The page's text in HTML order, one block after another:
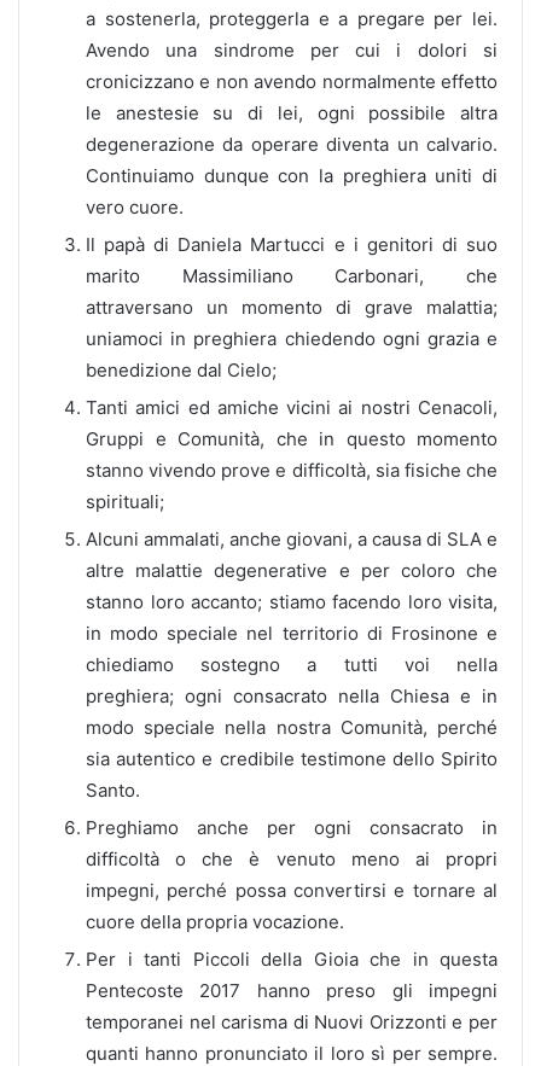
a sostenerla, proteggerla e a pregare per lei.
Avendo una sindrome per cui i dolori si
cronicizzano e non avendo normalmente effetto
le anestesie su di lei, ogni possibile altra
degenerazione da operare diventa un calvario.
Continuiamo dunque con la preghiera uniti di
vero cuore.
Il papà di Daniela Martucci e i genitori di suo
marito Massimiliano Carbonari, che
attraversano un momento di grave malattia;
uniamoci in preghiera chiedendo ogni grazia e
benedizione dal Cielo;
Tanti amici ed amiche vicini ai nostri Cenacoli,
Gruppi e Comunità, che in questo momento
stanno vivendo prove e difficoltà, sia fisiche che
spirituali;
Alcuni ammalati, anche giovani, a causa di SLA e
altre malattie degenerative e per coloro che
stanno loro accanto; stiamo facendo loro visita,
in modo speciale nel territorio di Frosinone e
chiediamo sostegno a tutti voi nella
preghiera; ogni consacrato nella Chiesa e in
modo speciale nella nostra Comunità, perché
sia autentico e credibile testimone dello Spirito
Santo.
Preghiamo anche per ogni consacrato in
difficoltà o che è venuto meno ai propri
impegni, perché possa convertirsi e tornare al
cuore della propria vocazione.
Per i tanti Piccoli della Gioia che in questa
Pentecoste 2017 hanno preso gli impegni
temporanei nel carisma di Nuovi Orizzonti e per
quanti hanno pronunciato il loro sì per sempre.